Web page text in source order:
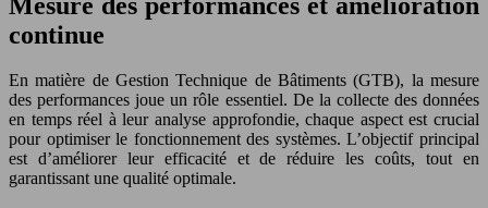
continue
En matière de Gestion Technique de Bâtiments (GTB), la mesure
des performances joue un rôle essentiel. De la collecte des données
en temps réel à leur analyse approfondie, chaque aspect est crucial
pour optimiser le fonctionnement des systèmes. L’objectif principal
est d’améliorer leur efficacité et de réduire les coûts, tout en
garantissant une qualité optimale.